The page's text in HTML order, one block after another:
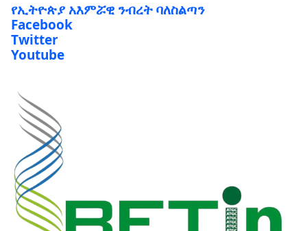
የኢትዮጵያ አእምሯዊ ንብረት ባለስልጣን
Facebook
Twitter
Youtube